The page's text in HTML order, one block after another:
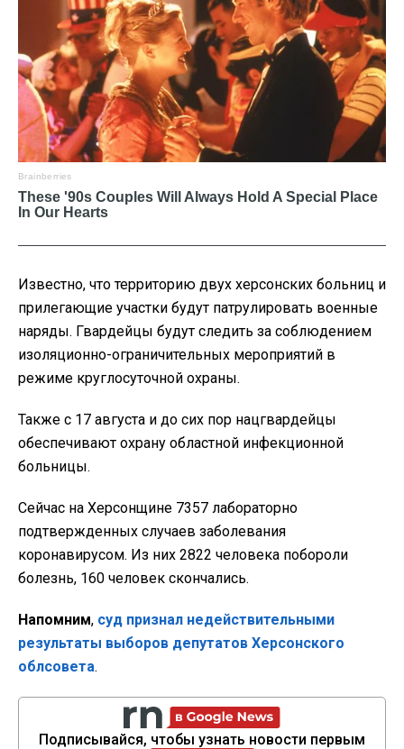
Известно, что территорию двух херсонских больниц и
прилегающие участки будут патрулировать военные
наряды. Гвардейцы будут следить за соблюдением
изоляционно-ограничительных мероприятий в
режиме круглосуточной охраны.
Также с 17 августа и до сих пор нацгвардейцы
обеспечивают охрану областной инфекционной
больницы.
Сейчас на Херсонщине 7357 лабораторно
подтвержденных случаев заболевания
коронавирусом. Из них 2822 человека побороли
болезнь, 160 человек скончались.
Напомним, суд признал недействительными
результаты выборов депутатов Херсонского
облсовета.
Подписывайся, чтобы узнать новости первым